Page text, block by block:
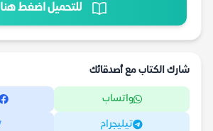
للتحميل اضغط هنا
شارك الكتاب مع أصدقائك
واتساب
تيليجرام